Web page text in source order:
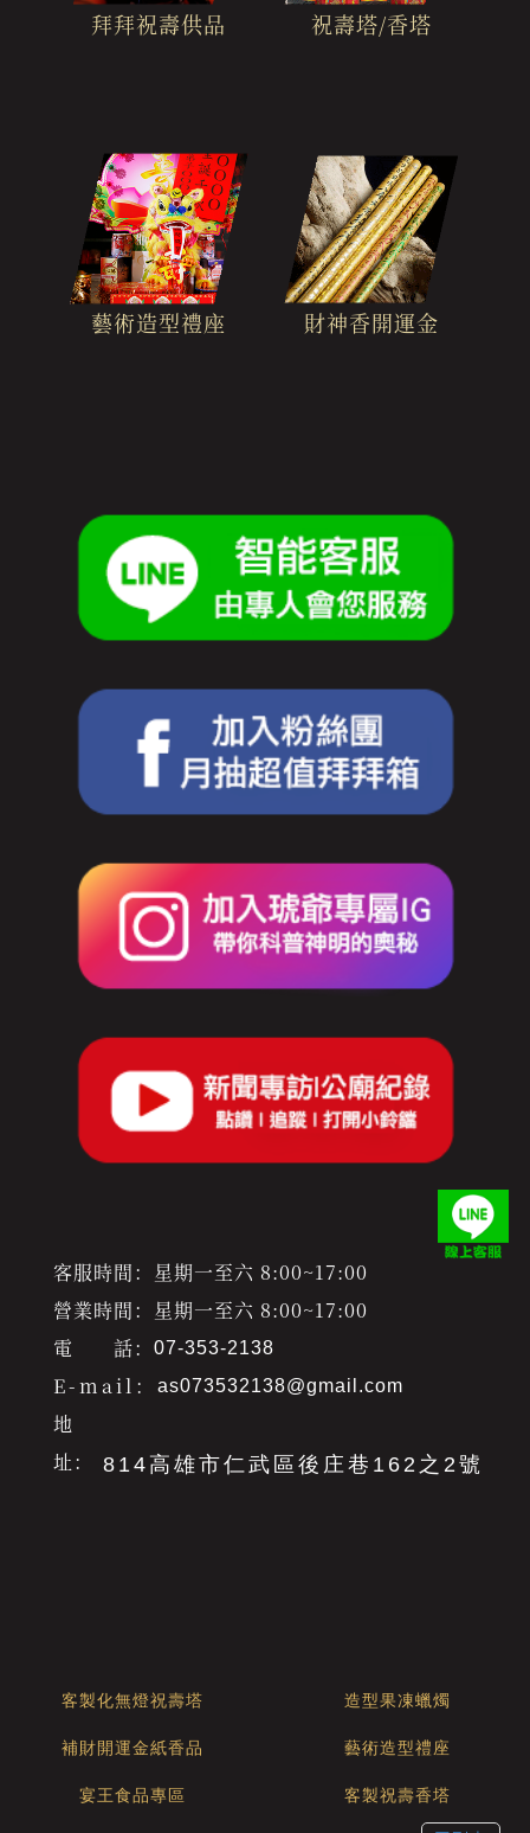
拜拜祝壽供品 祝壽塔/香塔
藝術造型禮座 財神香開運金
客服時間：星期一至六 8:00~17:00
營業時間：星期一至六 8:00~17:00
電 話：
07-353-2138
E-mail： as073532138@gmail.com
地
址：
814高雄市仁武區後庄巷162之2號
客製化無燈祝壽塔 造型果凍蠟燭
補財開運金紙香品 藝術造型禮座
宴王食品專區 客製祝壽香塔